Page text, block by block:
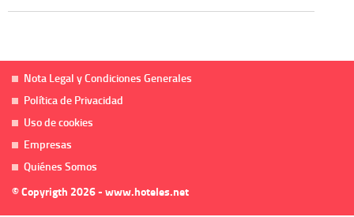
Nota Legal y Condiciones Generales
Política de Privacidad
Uso de cookies
Empresas
Quiénes Somos
© Copyrigth 2026 - www.hoteles.net